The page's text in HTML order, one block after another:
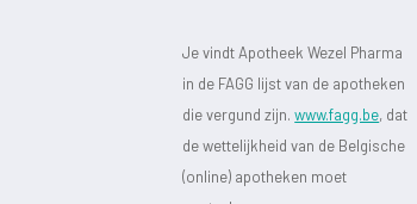
Je vindt Apotheek Wezel Pharma
in de FAGG lijst van de apotheken
die vergund zijn.www.fagg.be, dat
de wettelijkheid van de Belgische
(online) apotheken moet